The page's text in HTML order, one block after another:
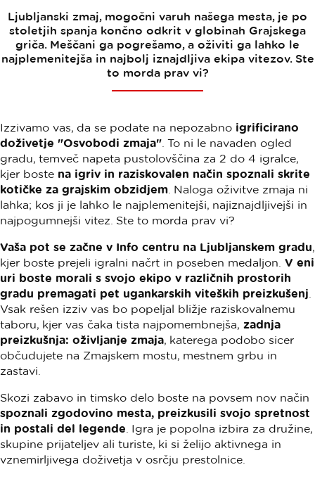
Ljubljanski zmaj, mogočni varuh našega mesta, je po
stoletjih spanja končno odkrit v globinah Grajskega
griča. Meščani ga pogrešamo, a oživiti ga lahko le
najplemenitejša in najbolj iznajdljiva ekipa vitezov. Ste
to morda prav vi?
Izzivamo vas, da se podate na nepozabno igrificirano
doživetje "Osvobodi zmaja" . To ni le navaden ogled
gradu, temveč napeta pustolovščina za 2 do 4 igralce,
kjer boste na igriv in raziskovalen način spoznali skrite
kotičke za grajskim obzidjem . Naloga oživitve zmaja ni
lahka; kos ji je lahko le najplemenitejši, najiznajdljivejši in
najpogumnejši vitez. Ste to morda prav vi?
Vaša pot se začne v Info centru na Ljubljanskem gradu,
kjer boste prejeli igralni načrt in poseben medaljon. V eni
uri boste morali s svojo ekipo v različnih prostorih
gradu premagati pet ugankarskih viteških preizkušenj
Vsak rešen izziv vas bo popeljal bližje raziskovalnemu
taboru, kjer vas čaka tista najpomembnejša, zadnja
preizkušnja: oživljanje zmaja, katerega podobo sicer
občudujete na Zmajskem mostu, mestnem grbu in
zastavi.
Skozi zabavo in timsko delo boste na povsem nov način
spoznali zgodovino mesta, preizkusili svojo spretnost
in postali del legende . Igra je popolna izbira za družine,
skupine prijateljev ali turiste, ki si želijo aktivnega in
vznemirljivega doživetja v osrčju prestolnice.